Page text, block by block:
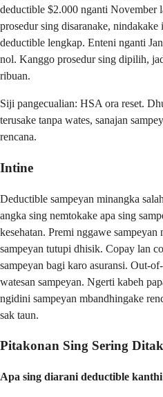
deductible $2.000 nganti November
prosedur sing disaranake,
deductible lengkap. Enteni nganti
nol. Kanggo prosedur sing dipilih,
ribuan.
Siji pangecualian: HSA ora reset.
terusake tanpa wates, sanajan
rencana.
Intine
Deductible sampeyan minangka
angka sing nemtokake apa sing
kesehatan. Premi nggawe
sampeyan tutupi dhisik. Copay lan
sampeyan bagi karo asuransi. Out-
watesan sampeyan. Ngerti kabeh
ngidini sampeyan mbandhingake
sak taun.
Pitakonan Sing Sering
Apa sing diarani deductible